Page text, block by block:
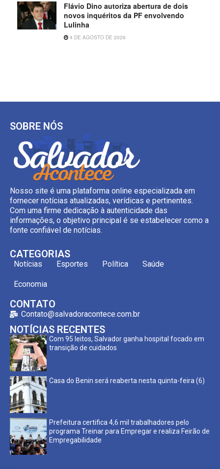
Flávio Dino autoriza abertura de dois
novos inquéritos da PF envolvendo
Lulinha
4 DE AGOSTO DE 2026
SOBRE NÓS
Nosso site é uma plataforma online especializada em
fornecer notícias atualizadas, verídicas e pertinentes.
Com uma firme dedicação à autenticidade das
informações, o objetivo principal é se estabelecer como a
fonte confiável de notícias.
CATEGORIAS
Notícias Esportes Política Saúde
Economia
CONTATO
Contato@salvadoracontece.com.br
NOTÍCIAS RECENTES
Com 95 leitos, Salvador ganha hospital focado em
transição de cuidados
Casa do Benin será reaberta nesta quinta-feira (6)
Prefeitura certifica 4,6 mil trabalhadores pelo
programa Treinar para Empregar e realiza Feirão de
Empregabilidade